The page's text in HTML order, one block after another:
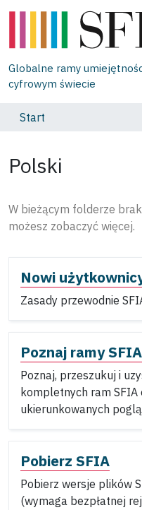
Globalne ramy
cyfrowym świecie
Start
Polski
W bieżącym folderze
możesz zobaczyć więcej.
Nowi
Zasady przewodnie
Poznaj ramy SFIA
Poznaj, przeszukuj i
kompletnych ram SFIA
ukierunkowanych
Pobierz SFIA
Pobierz wersje plików
(wymaga bezpłatnej